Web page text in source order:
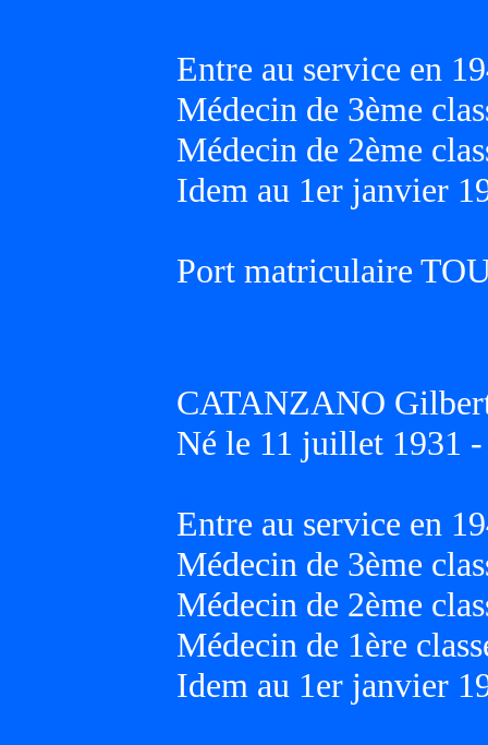
Entre au service en
Médecin de 3ème
Médecin de 2ème
Idem au 1er janvier
Port matriculaire
CATANZANO
Né le 11 juillet 1931 -
Entre au service en
Médecin de 3ème
Médecin de 2ème
Médecin de 1ère
Idem au 1er janvier